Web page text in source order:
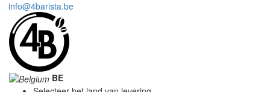
info@4barista.be
BE